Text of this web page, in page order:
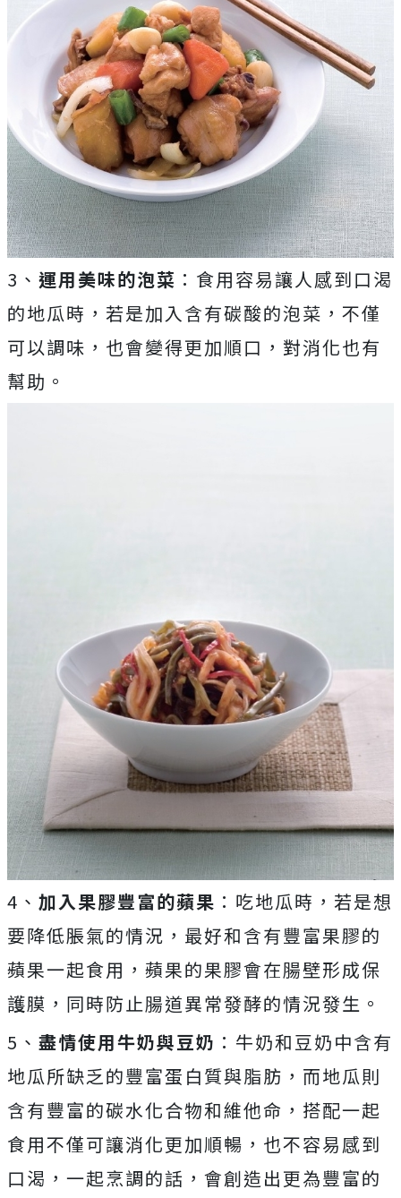
3、 運用美味的泡菜 ：食用容易讓人感到口渴
的地瓜時，若是加入含有碳酸的泡菜，不僅
可以調味，也會變得更加順口，對消化也有
幫助。
4、 加入果膠豐富的蘋果 ：吃地瓜時，若是想
要降低脹氣的情況，最好和含有豐富果膠的
蘋果一起食用，蘋果的果膠會在腸壁形成保
護膜，同時防止腸道異常發酵的情況發生。
5、 盡情使用牛奶與豆奶 ：牛奶和豆奶中含有
地瓜所缺乏的豐富蛋白質與脂肪，而地瓜則
含有豐富的碳水化合物和維他命，搭配一起
食用不僅可讓消化更加順暢，也不容易感到
口渴，一起烹調的話，會創造出更為豐富的